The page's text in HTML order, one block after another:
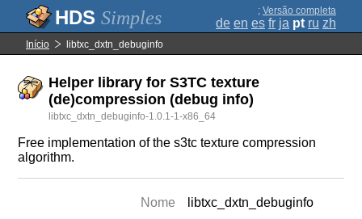
Simples ; Versão completa
de en es fr ja pt ru zh
Início libtxc_dxtn_debuginfo
Helper library for S3TC texture
(de)compression (debug info)
libtxc_dxtn_debuginfo-1.0.1-1-x86_64
Free implementation of the s3tc texture compression
algorithm.
Nome
libtxc_dxtn_debuginfo